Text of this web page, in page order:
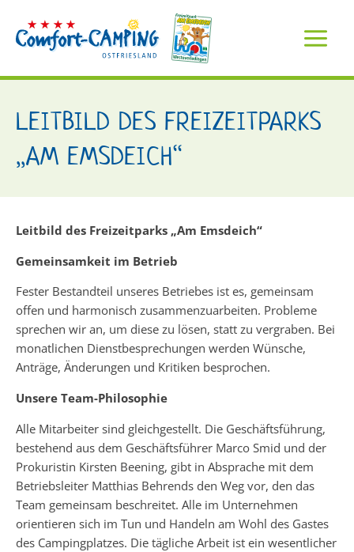
springen
Inhalt
springen
LEITBILD DES FREIZEITPARKS
„AM EMSDEICH“
Leitbild des Freizeitparks „Am Emsdeich“
Gemeinsamkeit im Betrieb
Fester Bestandteil unseres Betriebes ist es, gemeinsam
offen und harmonisch zusammenzuarbeiten. Probleme
sprechen wir an, um diese zu lösen, statt zu vergraben. Bei
monatlichen Dienstbesprechungen werden Wünsche,
Anträge, Änderungen und Kritiken besprochen.
Unsere Team-Philosophie
Alle Mitarbeiter sind gleichgestellt. Die Geschäftsführung,
bestehend aus dem Geschäftsführer Marco Smid und der
Prokuristin Kirsten Beening, gibt in Absprache mit dem
Betriebsleiter Matthias Behrends den Weg vor, den das
Team gemeinsam beschreitet. Alle im Unternehmen
orientieren sich im Tun und Handeln am Wohl des Gastes
des Campingplatzes. Die tägliche Arbeit ist ein wesentlicher